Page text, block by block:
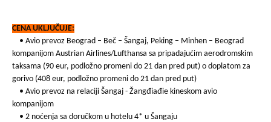
CENA UKLJUČUJE:
• Avio prevoz Beograd – Beč – Šangaj, Peking – Minhen – Beograd
kompanijom Austrian Airlines/Lufthansa sa pripadajućim aerodromskim
taksama (90 eur, podložno promeni do 21 dan pred put) o doplatom za
gorivo (408 eur, podložno promeni do 21 dan pred put)
• Avio prevoz na relaciji Šangaj - Žangđiađie kineskom avio
kompanijom
• 2 noćenja sa doručkom u hotelu 4* u Šangaju